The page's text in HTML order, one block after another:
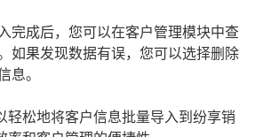
完成后，您可以在客户管理模块中查
如果发现数据有误，您可以选择删除
息。
轻松地将客户信息批量导入到纷享销